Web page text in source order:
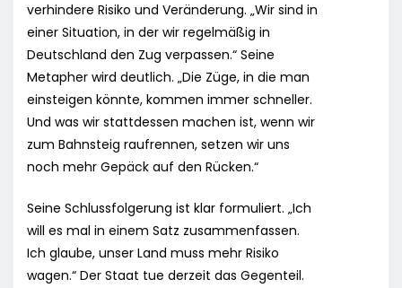
verhindere Risiko und Veränderung. „Wir sind in
einer Situation, in der wir regelmäßig in
Deutschland den Zug verpassen.“ Seine
Metapher wird deutlich. „Die Züge, in die man
einsteigen könnte, kommen immer schneller.
Und was wir stattdessen machen ist, wenn wir
zum Bahnsteig raufrennen, setzen wir uns
noch mehr Gepäck auf den Rücken.“
Seine Schlussfolgerung ist klar formuliert. „Ich
will es mal in einem Satz zusammenfassen.
Ich glaube, unser Land muss mehr Risiko
wagen.“ Der Staat tue derzeit das Gegenteil.